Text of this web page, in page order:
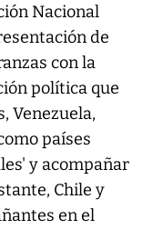
Nacional
de
con la
política que
Venezuela,
países
y acompañar
Chile y
en el